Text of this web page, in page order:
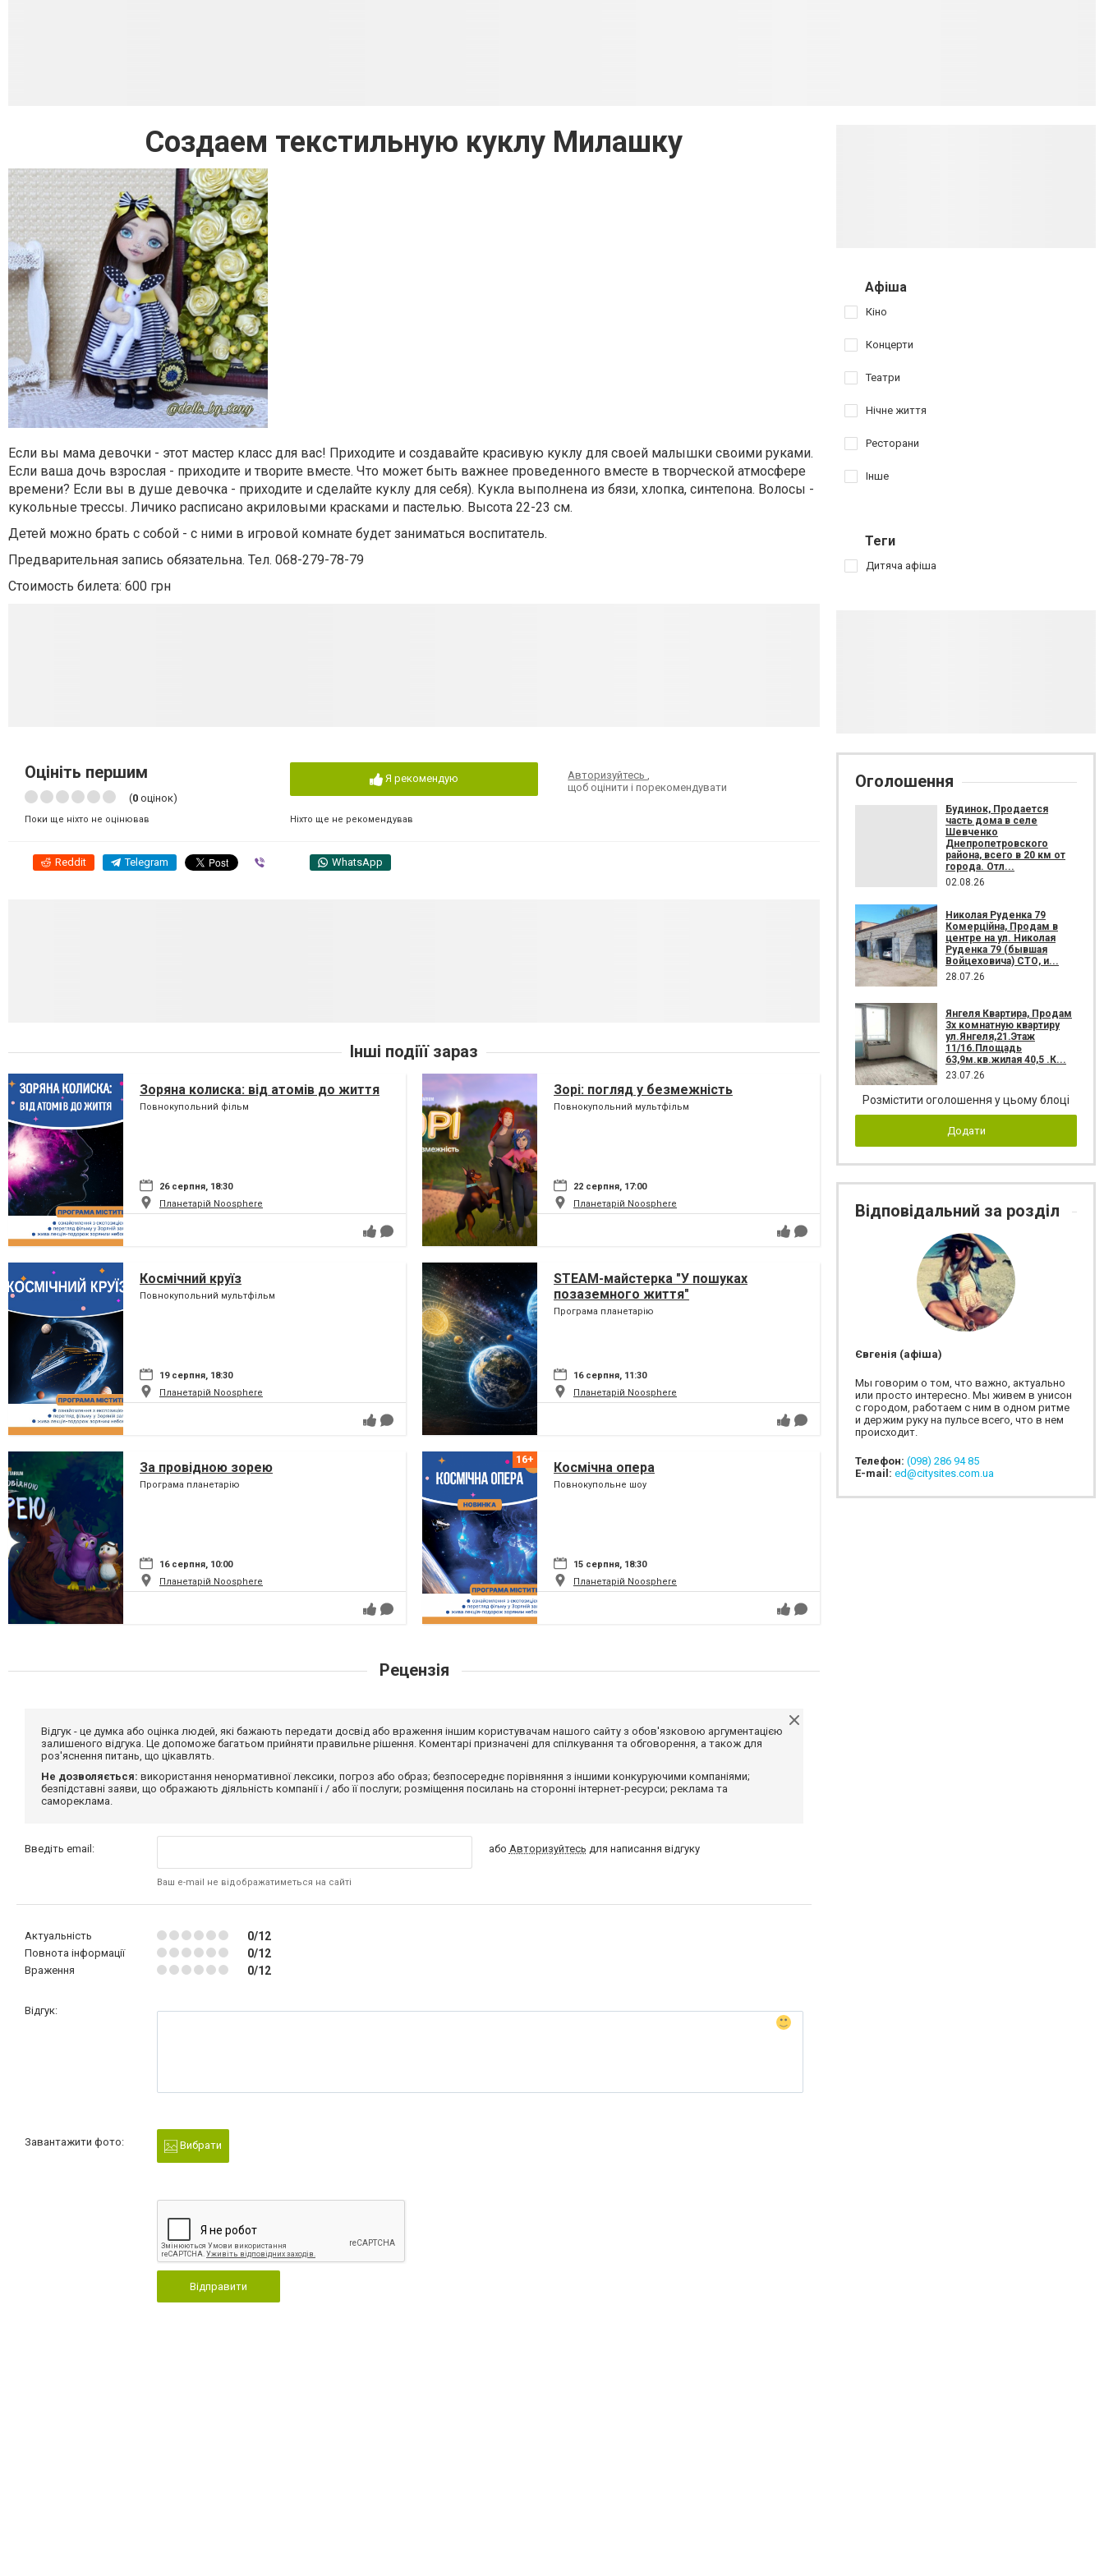
Создаем текстильную куклу Милашку
Если вы мама девочки - этот мастер класс для вас! Приходите и создавайте красивую куклу для своей малышки своими руками.
Если ваша дочь взрослая - приходите и творите вместе. Что может быть важнее проведенного вместе в творческой атмосфере
времени? Если вы в душе девочка - приходите и сделайте куклу для себя). Кукла выполнена из бязи, хлопка, синтепона. Волосы -
кукольные трессы. Личико расписано акриловыми красками и пастелью. Высота 22-23 см.
Детей можно брать с собой - с ними в игровой комнате будет заниматься воспитатель.
Предварительная запись обязательна. Тел. 068-279-78-79
Стоимость билета: 600 грн
Оцініть першим
(0 оцінок)
Поки ще ніхто не оцінював
Я рекомендую
Ніхто ще не рекомендував
Авторизуйтесь
щоб оцінити і порекомендувати
Reddit Telegram WhatsApp
Інші подіїї зараз
Зоряна колиска: від атомів до життя
Повнокупольний фільм
26 серпня, 18:30
Планетарій Noosphere
Зорі: погляд у безмежність
Повнокупольний мультфільм
22 серпня, 17:00
Планетарій Noosphere
Космічний круїз
Повнокупольний мультфільм
19 серпня, 18:30
Планетарій Noosphere
STEAM-майстерка "У пошуках
позаземного життя"
Програма планетарію
16 серпня, 11:30
Планетарій Noosphere
За провідною зорею
Програма планетарію
16 серпня, 10:00
Планетарій Noosphere
Космічна опера
Повнокупольне шоу
15 серпня, 18:30
Планетарій Noosphere
Рецензія
Відгук - це думка або оцінка людей, які бажають передати досвід або враження іншим користувачам нашого сайту з обов'язковою аргументацією
залишеного відгука. Це допоможе багатьом прийняти правильне рішення. Коментарі призначені для спілкування та обговорення, а також для
роз'яснення питань, що цікавлять.
Не дозволяється: використання ненормативної лексики, погроз або образ; безпосереднє порівняння з іншими конкуруючими компаніями;
безпідставні заяви, що ображають діяльність компанії і / або її послуги; розміщення посилань на сторонні інтернет-ресурси; реклама та
самореклама.
Введіть email:
Ваш e-mail не відображатиметься на сайті
або Авторизуйтесь для написання відгуку
Актуальність 0/12
Повнота інформації 0/12
Враження 0/12
Відгук:
Завантажити фото: Вибрати
Відправити
Афіша
Кіно
Концерти
Театри
Нічне життя
Ресторани
Інше
Теги
Дитяча афіша
Оголошення
Будинок, Продается
часть дома в селе
Шевченко
Днепропетровского
района, всего в 20 км от
города. Отл...
02.08.26
Николая Руденка 79
Комерційна, Продам в
центре на ул. Николая
Руденка 79 (бывшая
Войцеховича) СТО, и...
28.07.26
Янгеля Квартира, Продам
3х комнатную квартиру
ул.Янгеля,21.Этаж
11/16.Площадь
63,9м.кв.жилая 40,5 .К...
23.07.26
Розмістити оголошення у цьому блоці
Додати
Відповідальний за розділ
Євгенія (афіша)
Мы говорим о том, что важно, актуально
или просто интересно. Мы живем в унисон
с городом, работаем с ним в одном ритме
и держим руку на пульсе всего, что в нем
происходит.
Телефон: (098) 286 94 85
E-mail: ed@citysites.com.ua